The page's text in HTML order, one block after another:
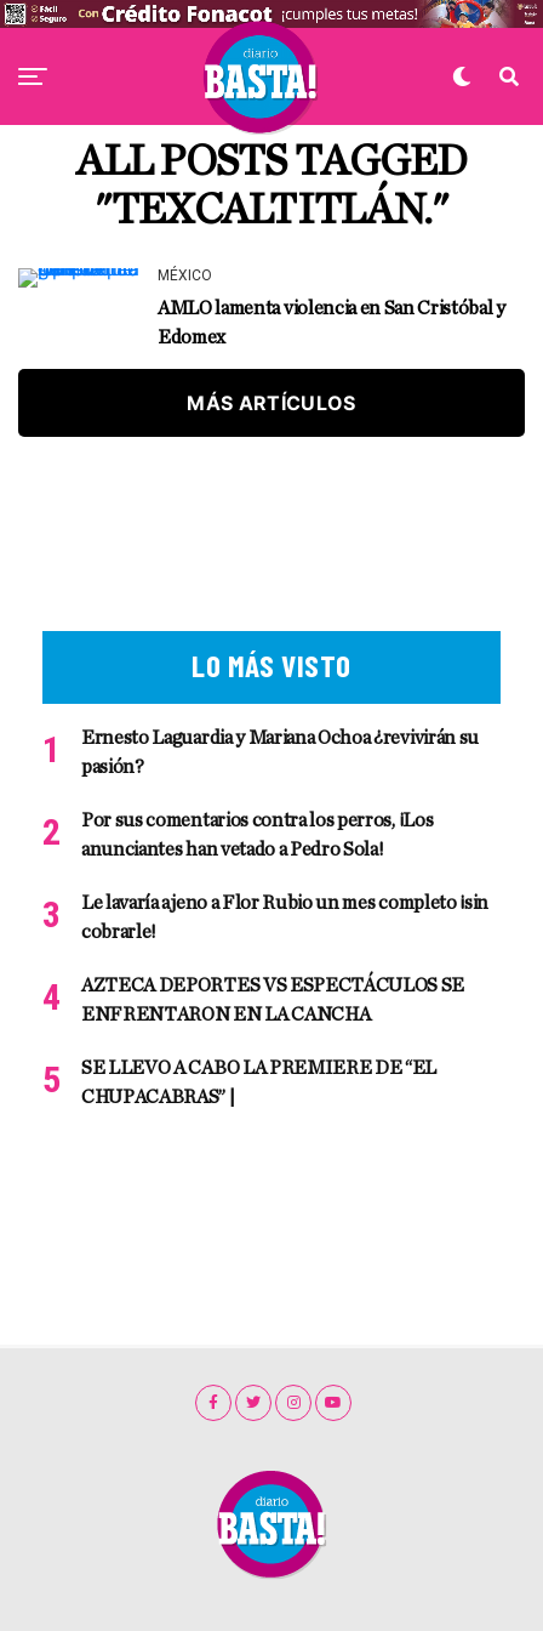
ALL POSTS TAGGED
"TEXCALTITLÁN."
MÉXICO
AMLO lamenta violencia en San Cristóbal y
Edomex
MÁS ARTÍCULOS
LO MÁS VISTO
Ernesto Laguardia y Mariana Ochoa ¿revivirán su
pasión?
Por sus comentarios contra los perros, ¡Los
anunciantes han vetado a Pedro Sola!
Le lavaría ajeno a Flor Rubio un mes completo ¡sin
cobrarle!
AZTECA DEPORTES VS ESPECTÁCULOS SE
ENFRENTARON EN LA CANCHA
SE LLEVO A CABO LA PREMIERE DE “EL
CHUPACABRAS” |